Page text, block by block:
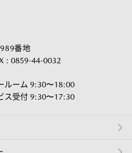
番地
: 0859-44-0032
ルーム 9:30〜18:00
ス受付 9:30〜17:30